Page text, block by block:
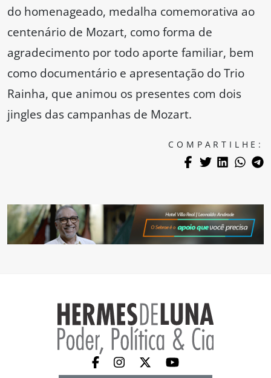
do homenageado, medalha comemorativa ao
centenário de Mozart, como forma de
agradecimento por todo aporte familiar, bem
como documentário e apresentação do Trio
Rainha, que animou os presentes com dois
jingles das campanhas de Mozart.
COMPARTILHE: